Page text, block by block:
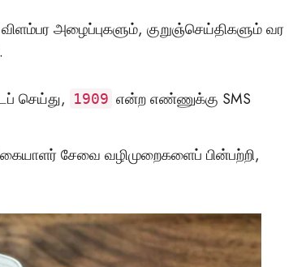
அழைப்புகளும், குறுஞ்செய்திகளும் வர
செய்து, 1909 என்ற எண்ணுக்கு SMS
சேவை வழிமுறைகளைப் பின்பற்றி,